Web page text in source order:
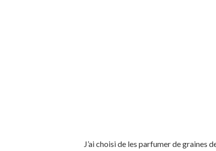
J’ai choisi de les parfumer de graines